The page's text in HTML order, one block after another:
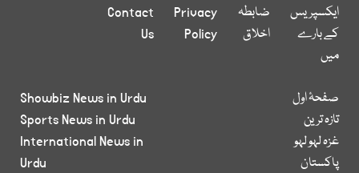
ایکسپریس
کے بارے
میں
ضابطہ
اخلاق
Privacy
Policy
Contact
Us
صفحۂ اول
تازہ ترین
غزہ لہو لہو
پاکستان
Showbiz News in Urdu
Sports News in Urdu
International News in
Urdu